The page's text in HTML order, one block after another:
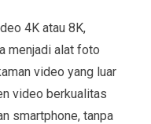
4K atau 8K,
menjadi alat foto
video yang luar
video berkualitas
smartphone, tanpa